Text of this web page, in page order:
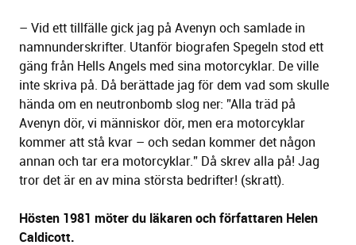
– Vid ett tillfälle gick jag på Avenyn och samlade in
namnunderskrifter. Utanför biografen Spegeln stod ett
gäng från Hells Angels med sina motorcyklar. De ville
inte skriva på. Då berättade jag för dem vad som skulle
hända om en neutronbomb slog ner: ”Alla träd på
Avenyn dör, vi människor dör, men era motorcyklar
kommer att stå kvar – och sedan kommer det någon
annan och tar era motorcyklar.” Då skrev alla på! Jag
tror det är en av mina största bedrifter! (skratt).
Hösten 1981 möter du läkaren och författaren Helen
Caldicott.